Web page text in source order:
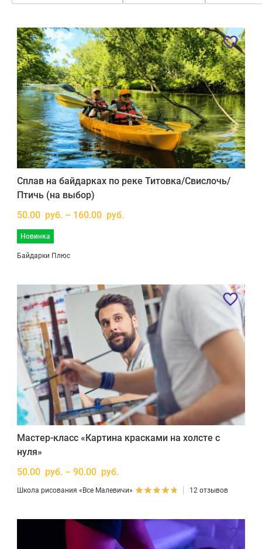
Сплав на байдарках по реке Титовка/Свислочь/
Птичь (на выбор)
50.00 руб. – 160.00 руб.
Новинка
Байдарки Плюс
Мастер-класс «Картина красками на холсте с
нуля»
50.00 руб. – 90.00 руб.
Школа рисования «Все Малевичи» 12 отзывов